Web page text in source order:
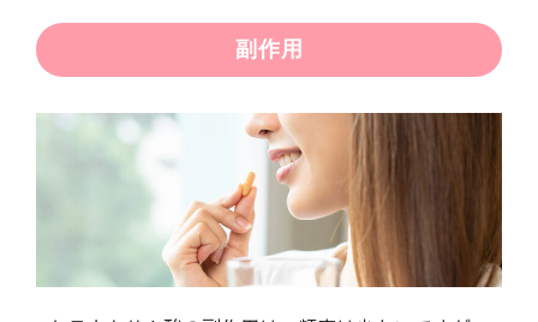
副作用